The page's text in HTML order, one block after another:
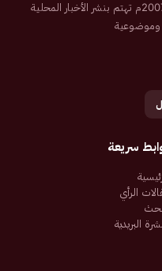
صحيفة إلكترونية سعودية تم تأسيسها عام 2007م تهتم بنشر الأخبار المحلية
وموضوعية
سريعة
الرأي
البريدية